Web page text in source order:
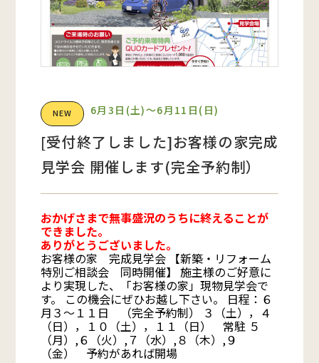
NEW 6月3日(土)〜6月11日(日)
[受付終了しました]お客様の家完成
見学会 開催します(完全予約制）
おかげさまで無事盛況のうちに終えることが
できました。
ありがとうございました。
お客様の家 完成見学会 【新築・リフォーム
特別ご相談会 同時開催】 施主様のご好意に
より実現した、「お客様の家」現物見学会で
す。 この機会にぜひお越し下さい。 日程：６
月３～１１日 （完全予約制） ３（土），４
（日），１０（土），１１（日） 常駐 ５
（月）,６（火）,７（水）,８（木）,９
（金） 予約があれば開場